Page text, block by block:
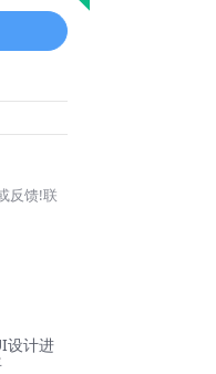
反馈!联
设计进